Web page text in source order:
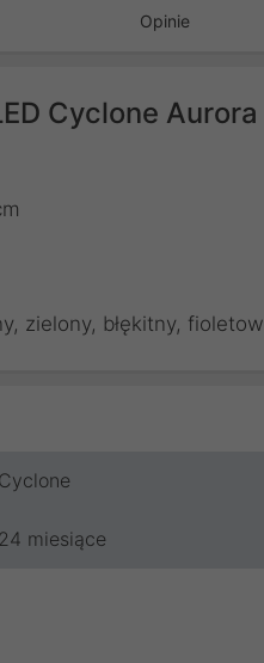
Opinie
Cyclone Aurora
błękitny,
Cyclone
24 miesiące